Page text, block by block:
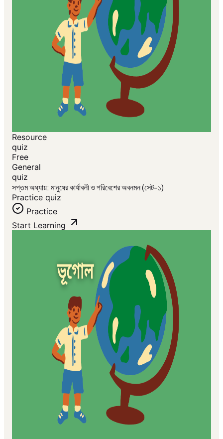
Resource
quiz
Free
General
quiz
সপ্তম অধ্যায়: মানুষের কার্যাবলী ও পরিবেশের অবনমন (সেট-১)
Practice quiz
Practice
Start Learning